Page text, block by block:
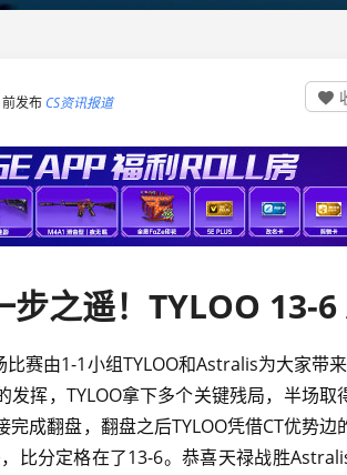
发布 CS资讯报道 
赛由1-1小组TYLOO和Astralis为大家带
挥，TYLOO拿下多个关键残局，半场取
成翻盘，翻盘之后TYLOO凭借CT优势
比分定格在了13-6。恭喜天禄战胜